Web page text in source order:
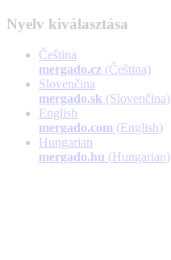
Nyelv kiválasztása
Čeština
mergado.cz (Čeština)
Slovenčina
mergado.sk (Slovenčina)
English
mergado.com (English)
Hungarian
mergado.hu (Hungarian)